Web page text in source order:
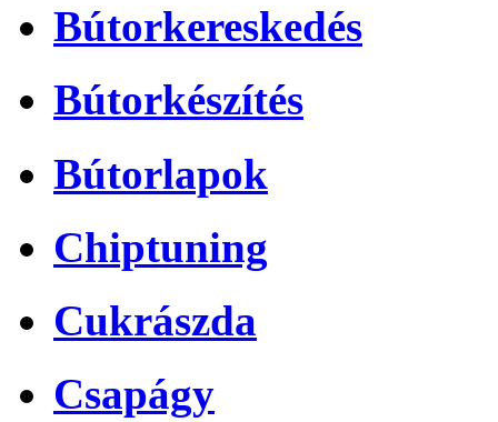
Bútorkereskedés
Bútorkészítés
Bútorlapok
Chiptuning
Cukrászda
Csapágy